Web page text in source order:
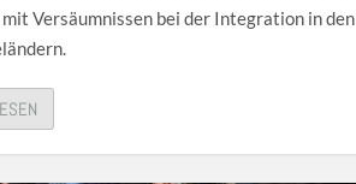
mit Versäumnissen bei der Integration in den